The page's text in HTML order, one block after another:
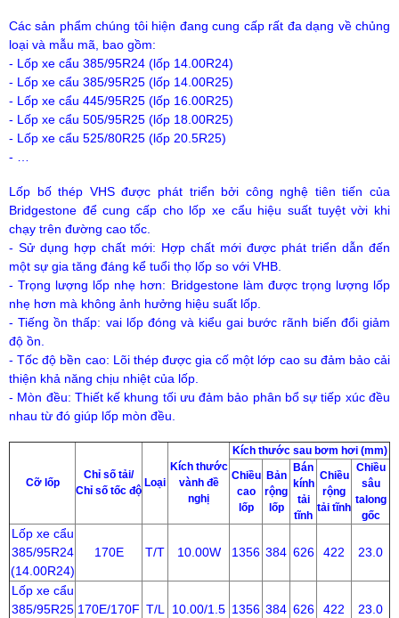
Các sản phẩm chúng tôi hiện đang cung cấp rất đa dạng về chủng
loại và mẫu mã, bao gồm:
- Lốp xe cẩu 385/95R24 (lốp 14.00R24)
- Lốp xe cẩu 385/95R25 (lốp 14.00R25)
- Lốp xe cẩu 445/95R25 (lốp 16.00R25)
- Lốp xe cẩu 505/95R25 (lốp 18.00R25)
- Lốp xe cẩu 525/80R25 (lốp 20.5R25)
- …
Lốp bố thép VHS được phát triển bởi công nghệ tiên tiến của
Bridgestone để cung cấp cho lốp xe cẩu hiệu suất tuyệt vời khi
chạy trên đường cao tốc.
- Sử dụng hợp chất mới: Hợp chất mới được phát triển dẫn đến
một sự gia tăng đáng kể tuổi thọ lốp so với VHB.
- Trọng lượng lốp nhẹ hơn: Bridgestone làm được trọng lượng lốp
nhẹ hơn mà không ảnh hưởng hiệu suất lốp.
- Tiếng ồn thấp: vai lốp đóng và kiểu gai bước rãnh biến đổi giảm
độ ồn.
- Tốc độ bền cao: Lõi thép được gia cố một lớp cao su đảm bảo cải
thiện khả năng chịu nhiệt của lốp.
- Mòn đều: Thiết kế khung tối ưu đảm bảo phân bổ sự tiếp xúc đều
nhau từ đó giúp lốp mòn đều.
Cỡ lốp
Chỉ số tải/
Chỉ số tốc độ
Loại
Kích thước
vành đề
nghị
Kích thước sau bơm hơi (mm)
Chiều
cao
lốp
Bản
rộng
lốp
Bán
kính
tải
tĩnh
Chiều
rộng
tải tĩnh
Chiều
sâu
talong
gốc
Lốp xe cẩu
385/95R24
(14.00R24)
170E T/T 10.00W 1356 384 626 422 23.0
Lốp xe cẩu
385/95R25 170E/170F T/L 10.00/1.5 1356 384 626 422 23.0